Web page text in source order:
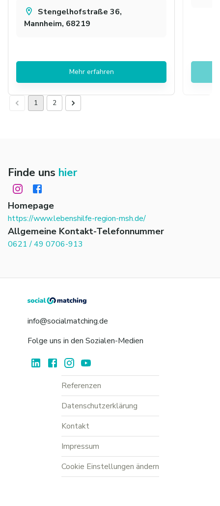
Stengelhofstraße 36,
Mannheim, 68219
Mehr erfahren
1 2
Finde uns hier
Homepage
https://www.lebenshilfe-region-msh.de/
Allgemeine Kontakt-Telefonnummer
0621 / 49 0706-913
info@socialmatching.de
Folge uns in den Sozialen-Medien
Referenzen
Datenschutzerklärung
Kontakt
Impressum
Cookie Einstellungen ändern